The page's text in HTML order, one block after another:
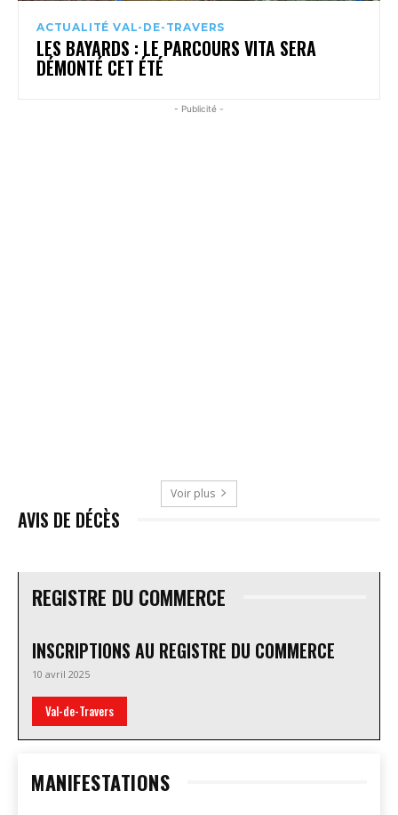
ACTUALITÉ VAL-DE-TRAVERS
LES BAYARDS : LE PARCOURS VITA SERA
DÉMONTÉ CET ÉTÉ
- Publicité -
Voir plus
AVIS DE DÉCÈS
REGISTRE DU COMMERCE
INSCRIPTIONS AU REGISTRE DU COMMERCE
10 avril 2025
Val-de-Travers
MANIFESTATIONS